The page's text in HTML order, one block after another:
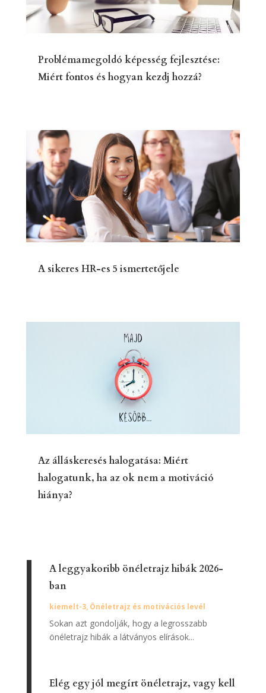
Problémamegoldó képesség fejlesztése:
Miért fontos és hogyan kezdj hozzá?
A sikeres HR-es 5 ismertetőjele
Az álláskeresés halogatása: Miért
halogatunk, ha az ok nem a motiváció
hiánya?
A leggyakoribb önéletrajz hibák 2026-
ban
kiemelt-3, Önéletrajz és motivációs levél
Sokan azt gondolják, hogy a legrosszabb
önéletrajz hibák a látványos elírások...
Elég egy jól megírt önéletrajz, vagy kell